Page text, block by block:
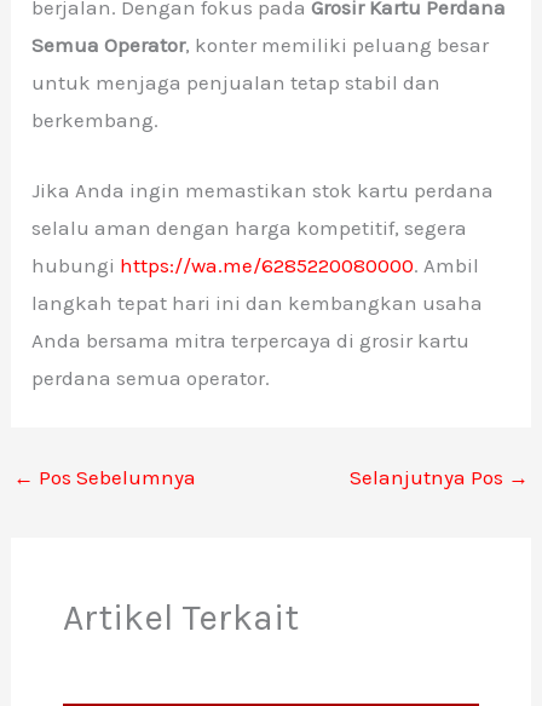
berjalan. Dengan fokus padaGrosir Kartu Perdana
Semua Operator, konter memiliki peluang besar
untuk menjaga penjualan tetap stabil dan
berkembang.
Jika Anda ingin memastikan stok kartu perdana
selalu aman dengan harga kompetitif, segera
hubungi https://wa.me/6285220080000. Ambil
langkah tepat hari ini dan kembangkan usaha
Anda bersama mitra terpercaya di grosir kartu
perdana semua operator.
← Pos Sebelumnya Selanjutnya Pos →
Artikel Terkait